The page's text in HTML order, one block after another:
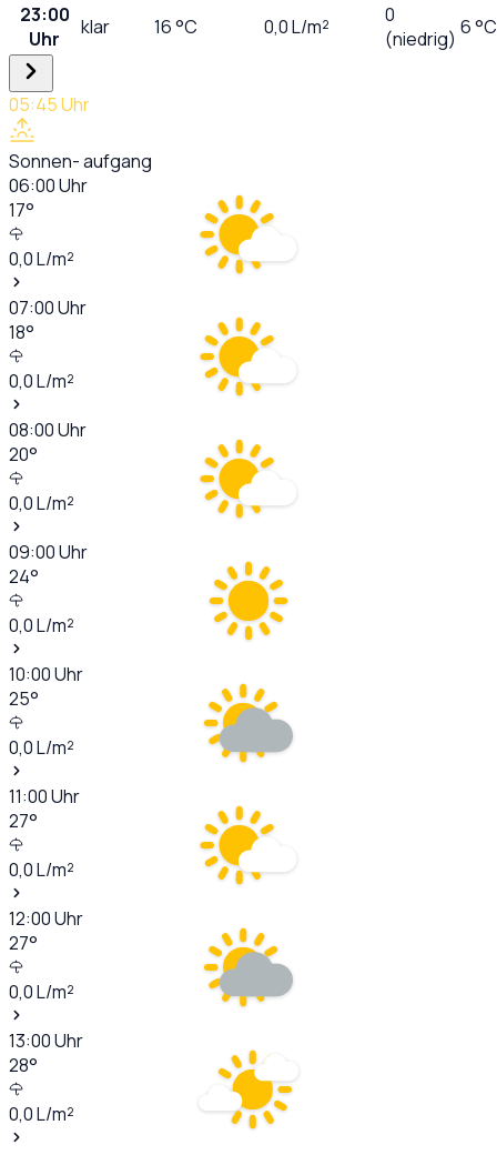
23:00
Uhr
klar 16°C 0,0L/m²
0
(niedrig) 6 °C
05:45Uhr
Sonnen- aufgang
06:00Uhr
17°
0,0L/m²
07:00Uhr
18°
0,0L/m²
08:00Uhr
20°
0,0L/m²
09:00Uhr
24°
0,0L/m²
10:00Uhr
25°
0,0L/m²
11:00Uhr
27°
0,0L/m²
12:00Uhr
27°
0,0L/m²
13:00Uhr
28°
0,0L/m²